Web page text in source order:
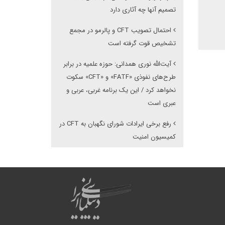
تصمیم آنها چه آثاری دارد
احتمال تصویب CFT و پالرمو در مجمع
تشخیص قوت گرفته است
آیت‌الله نوری همدانی: حوزه علمیه در برابر
طرح‌های نفوذی «FATF» و «CFT» سکوت
نخواهد کرد / این یک برنامه غربی، عربی و
عبری است
رفع برخی ایرادات شورای نگهبان به CFT در
کمیسیون امنیت